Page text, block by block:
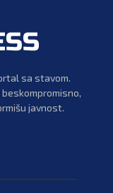
sa stavom.
javnost.